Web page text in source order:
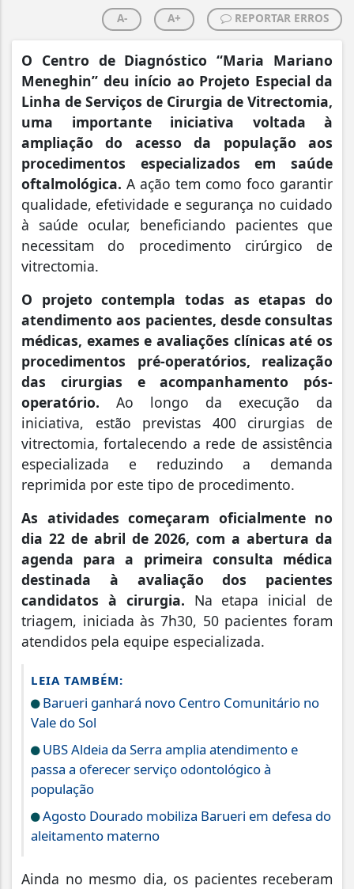
A- A+ REPORTAR ERROS
O Centro de Diagnóstico “Maria Mariano
Meneghin” deu início ao Projeto Especial da
Linha de Serviços de Cirurgia de Vitrectomia,
uma importante iniciativa voltada à
ampliação do acesso da população aos
procedimentos especializados em saúde
oftalmológica. A ação tem como foco garantir
qualidade, efetividade e segurança no cuidado
à saúde ocular, beneficiando pacientes que
necessitam do procedimento cirúrgico de
vitrectomia.
O projeto contempla todas as etapas do
atendimento aos pacientes, desde consultas
médicas, exames e avaliações clínicas até os
procedimentos pré-operatórios, realização
das cirurgias e acompanhamento pós-
operatório. Ao longo da execução da
iniciativa, estão previstas 400 cirurgias de
vitrectomia, fortalecendo a rede de assistência
especializada e reduzindo a demanda
reprimida por este tipo de procedimento.
As atividades começaram oficialmente no
dia 22 de abril de 2026, com a abertura da
agenda para a primeira consulta médica
destinada à avaliação dos pacientes
candidatos à cirurgia. Na etapa inicial de
triagem, iniciada às 7h30, 50 pacientes foram
atendidos pela equipe especializada.
LEIA TAMBÉM:
Barueri ganhará novo Centro Comunitário no
Vale do Sol
UBS Aldeia da Serra amplia atendimento e
passa a oferecer serviço odontológico à
população
Agosto Dourado mobiliza Barueri em defesa do
aleitamento materno
Ainda no mesmo dia, os pacientes receberam